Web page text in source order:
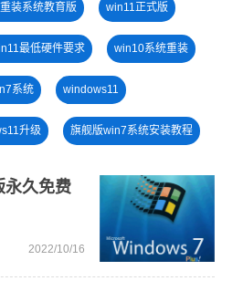
装系统教育版 win11正式版
最低硬件要求 win10系统重装
系统 windows11
升级 旗舰版win7系统安装教程
win11下载
久免费
2022/10/16